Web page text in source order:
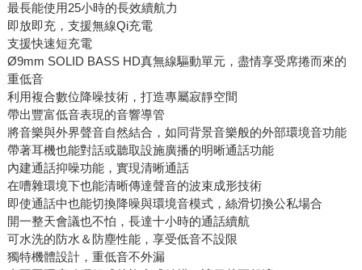
最長能使用25小時的長效續航力
即放即充，支援無線Qi充電
支援快速短充電
Ø9mm SOLID BASS HD真無線驅動單元，盡情享受席捲而來的
重低音
利用複合數位降噪技術，打造專屬寂靜空間
帶出豐富低⾳表現的⾳響導管
將⾳樂與外界聲⾳⾃然結合，如同背景⾳樂般的外部環境⾳功能
帶著耳機也能對話或聽取設施廣播的明晰通話功能
內建通話抑噪功能，實現清晰通話
在嘈雜環境下也能清晰傳達聲音的波束成形技術
即使通話中也能切換降噪與環境音模式，絲滑切換公私場合
開一整天會議也不怕，長達十小時的通話續航
可水洗的防水＆防塵性能，享受低音不設限
獨特機體設計，重低音不外漏